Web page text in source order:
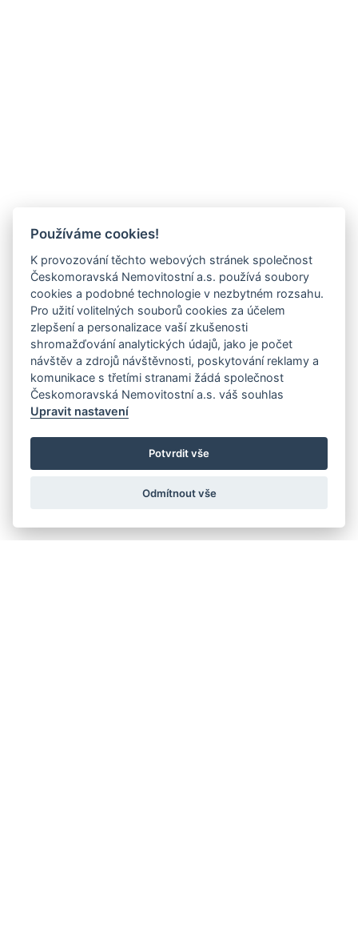
Používáme cookies!
K provozování těchto webových stránek společnost
Českomoravská Nemovitostní a.s. používá soubory
cookies a podobné technologie v nezbytném rozsahu.
Pro užití volitelných souborů cookies za účelem
zlepšení a personalizace vaší zkušenosti
shromažďování analytických údajů, jako je počet
návštěv a zdrojů návštěvnosti, poskytování reklamy a
komunikace s třetími stranami žádá společnost
Českomoravská Nemovitostní a.s. váš souhlas
Upravit nastavení
Potvrdit vše
Odmítnout vše